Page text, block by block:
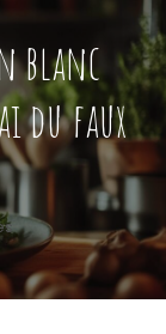
blanc
du faux